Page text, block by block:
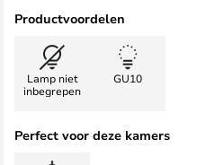
Productvoordelen
Lamp niet
inbegrepen
GU10
Perfect voor deze kamers